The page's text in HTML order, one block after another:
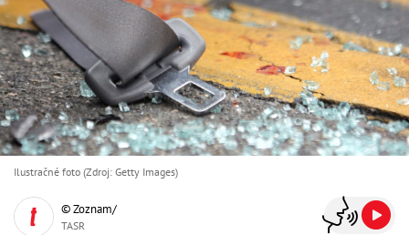
Ilustračné foto (Zdroj: Getty Images)
© Zoznam/
TASR